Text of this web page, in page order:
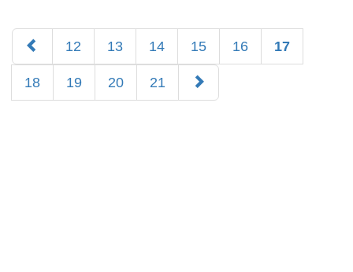
12 13 14 15 16 17
18 19 20 21